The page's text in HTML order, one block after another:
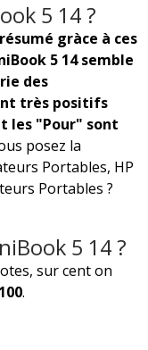
5 14 ?
gràce à ces
5 14 semble
des
très positifs
les "Pour" sont
posez la
Portables, HP
Portables ?
5 14 ?
sur cent on
.